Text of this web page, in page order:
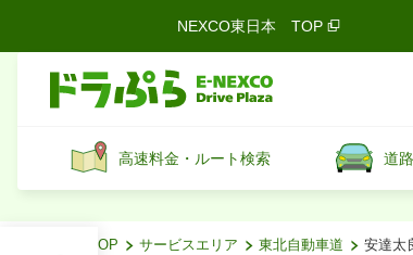
NEXCO東日本 TOP
高速料金・ルート検索 道
ドラぷらTOP サービスエリア 東北自動車道 安達太